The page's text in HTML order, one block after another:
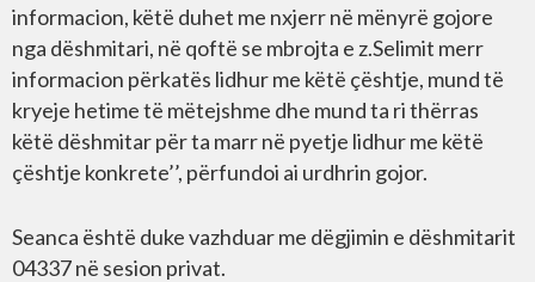
informacion, këtë duhet me nxjerr në mënyrë gojore
nga dëshmitari, në qoftë se mbrojta e z.Selimit merr
informacion përkatës lidhur me këtë çështje, mund të
kryeje hetime të mëtejshme dhe mund ta ri thërras
këtë dëshmitar për ta marr në pyetje lidhur me këtë
çështje konkrete’’, përfundoi ai urdhrin gojor.
Seanca është duke vazhduar me dëgjimin e dëshmitarit
04337 në sesion privat.